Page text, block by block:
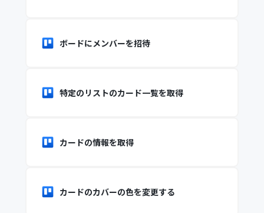
ボードにメンバーを招待
特定のリストのカード一覧を取得
カードの情報を取得
カードのカバーの色を変更する